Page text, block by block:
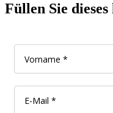
Füllen Sie